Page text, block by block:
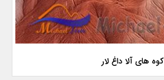
کوه های آلا داغ لار